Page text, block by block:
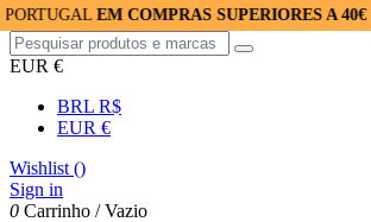
EM COMPRAS SUPERIORES A 40€|
EUR €
BRL R$
EUR €
Wishlist ()
Sign in
0 Carrinho /Vazio